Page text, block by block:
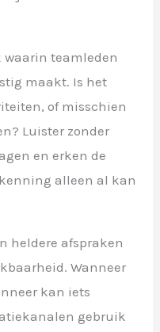
waarin teamleden
maakt. Is het
of misschien
Luister zonder
en erken de
alleen al kan
heldere afspraken
Wanneer
kan iets
gebruik